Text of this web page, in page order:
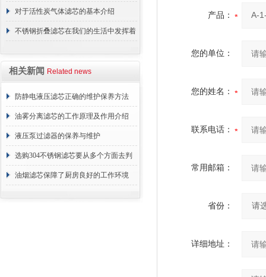
中的杂质和油脂浓度升高
对于活性炭气体滤芯的基本介绍
不锈钢折叠滤芯在我们的生活中发挥着
相关新闻 Related news
防静电液压滤芯正确的维护保养方法
油雾分离滤芯的工作原理及作用介绍
液压泵过滤器的保养与维护
选购304不锈钢滤芯要从多个方面去判
断
油烟滤芯保障了厨房良好的工作环境
产品：
您的单位：
您的姓名：
联系电话：
常用邮箱：
省份：
详细地址：